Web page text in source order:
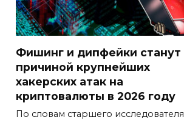
Фишинг и дипфейки станут
причиной крупнейших
хакерских атак на
криптовалюты в 2026 году
По словам старшего исследователя